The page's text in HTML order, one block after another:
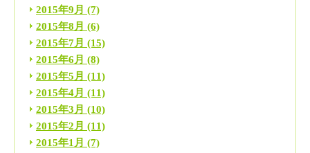
2015年9月 (7)
2015年8月 (6)
2015年7月 (15)
2015年6月 (8)
2015年5月 (11)
2015年4月 (11)
2015年3月 (10)
2015年2月 (11)
2015年1月 (7)